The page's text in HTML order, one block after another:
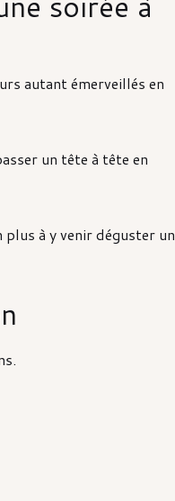
autant émerveillés en
un tête à tête en
à y venir déguster un